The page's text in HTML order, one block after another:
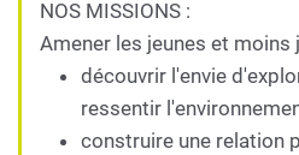
NOS MISSIONS :
Amener les jeunes et moins
découvrir l'envie
ressentir
construire une relation